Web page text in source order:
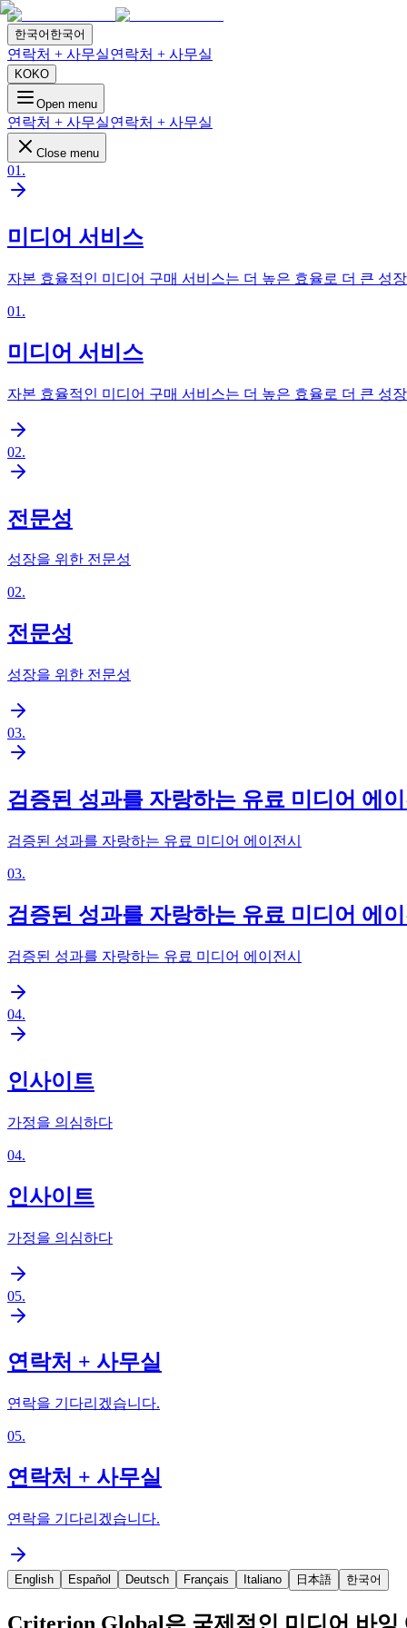
한국어 한국어
연락처 + 사무실연락처 + 사무실
KOKO
Open menu
연락처 + 사무실연락처 + 사무실
Close menu
01 .
미디어 서비스
자본 효율적인 미디어 구매 서비스는 더 높은 효율로 더 큰 성
01 .
미디어 서비스
자본 효율적인 미디어 구매 서비스는 더 높은 효율로 더 큰 성
02.
전문성
성장을 위한 전문성
02.
전문성
성장을 위한 전문성
03.
검증된 성과를 자랑하는 유료 미디어 에
검증된 성과를 자랑하는 유료 미디어 에이전시
03.
검증된 성과를 자랑하는 유료 미디어 에
검증된 성과를 자랑하는 유료 미디어 에이전시
04.
인사이트
가정을 의심하다
04.
인사이트
가정을 의심하다
05.
연락처 + 사무실
연락을 기다리겠습니다.
05.
연락처 + 사무실
연락을 기다리겠습니다.
English Español Deutsch Français Italiano 日本語 한국어